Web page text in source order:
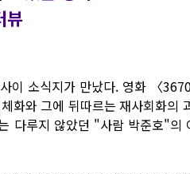
뷰
이 소식지가 만났다. 영화 〈
화와 그에 뒤따르는 재사회화의
다루지 않았던 "사람 박준호"의